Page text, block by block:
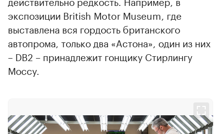
экспозиции British Motor Museum, где
выставлена вся гордость британского
автопрома, только два «Астона», один из них
– DB2 – принадлежит гонщику Стирлингу
Моссу.